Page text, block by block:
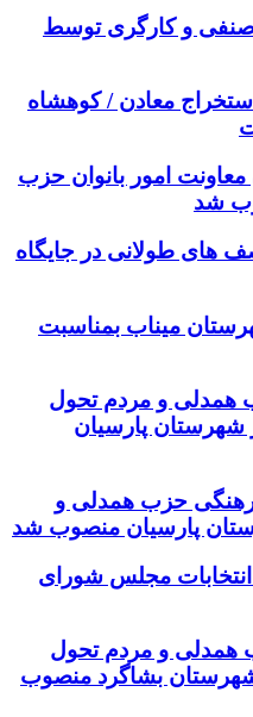
و کارگری توسط
معادن / کوهشاه
معاونت امور بانوان حزب
شد
های طولانی در جایگاه
میناب بمناسبت
همدلی و مردم تحول
پارسیان
حزب همدلی و
پارسیان منصوب شد
مجلس شورای
و مردم تحول
بشاگرد منصوب